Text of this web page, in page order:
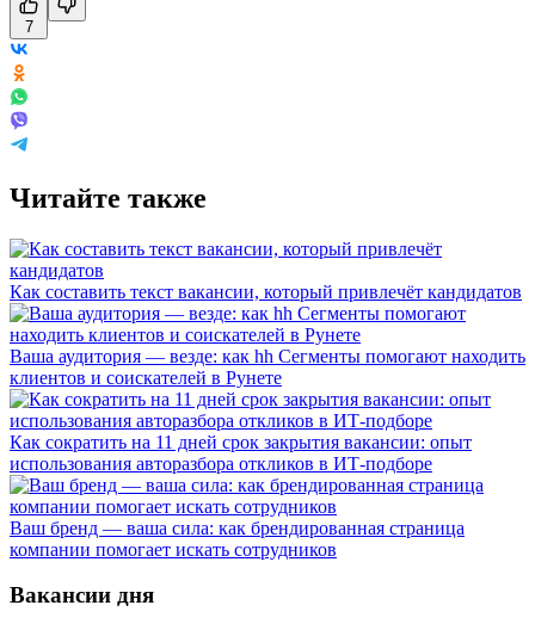
7
Читайте также
Как составить текст вакансии, который привлечёт кандидатов
Ваша аудитория — везде: как hh Сегменты помогают находить
клиентов и соискателей в Рунете
Как сократить на 11 дней срок закрытия вакансии: опыт
использования авторазбора откликов в ИТ-подборе
Ваш бренд — ваша сила: как брендированная страница
компании помогает искать сотрудников
Вакансии дня